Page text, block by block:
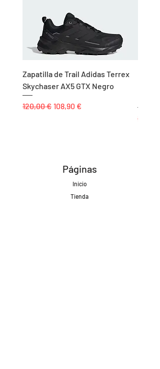
Zapatilla de Trail Adidas Terrex
Skychaser AX5 GTX Negro
Precio
120,00 € Precio de oferta
108,90 €
Precio
25,00 €
Páginas
Inicio
Tienda